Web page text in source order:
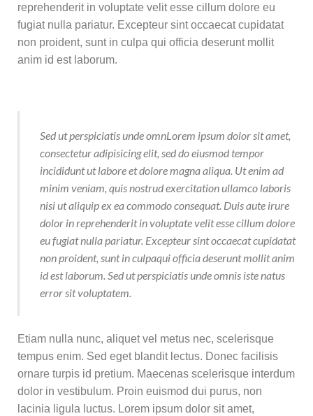
reprehenderit in voluptate velit esse cillum dolore eu
fugiat nulla pariatur. Excepteur sint occaecat cupidatat
non proident, sunt in culpa qui officia deserunt mollit
anim id est laborum.
Sed ut perspiciatis unde omnLorem ipsum dolor sit amet,
consectetur adipisicing elit, sed do eiusmod tempor
incididunt ut labore et dolore magna aliqua. Ut enim ad
minim veniam, quis nostrud exercitation ullamco laboris
nisi ut aliquip ex ea commodo consequat. Duis aute irure
dolor in reprehenderit in voluptate velit esse cillum dolore
eu fugiat nulla pariatur. Excepteur sint occaecat cupidatat
non proident, sunt in culpaqui officia deserunt mollit anim
id est laborum. Sed ut perspiciatis unde omnis iste natus
error sit voluptatem.
Etiam nulla nunc, aliquet vel metus nec, scelerisque
tempus enim. Sed eget blandit lectus. Donec facilisis
ornare turpis id pretium. Maecenas scelerisque interdum
dolor in vestibulum. Proin euismod dui purus, non
lacinia ligula luctus. Lorem ipsum dolor sit amet,